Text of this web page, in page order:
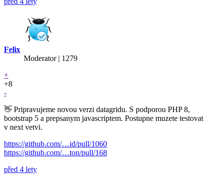
Felix
Moderator | 1279
+
+8
-
👋 Pripravujeme novou verzi datagridu. S podporou PHP 8,
bootstrap 5 a prepsanym javascriptem. Postupne muzete testovat
v next vetvi.
https://github.com/…id/pull/1060
https://github.com/…ton/pull/168
před 4 lety